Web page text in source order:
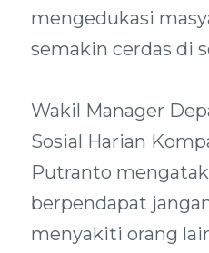
mengedukasi
semakin cerdas di
Wakil Manager
Sosial Harian
Putranto
berpendapat
menyakiti orang